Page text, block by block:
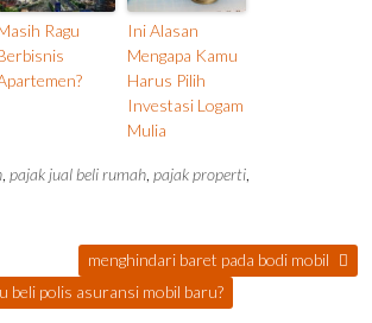
Ragu
Ini Alasan
Mengapa Kamu
Harus Pilih
Investasi Logam
Mulia
, pajak jual beli rumah, pajak properti,
menghindari baret pada bodi mobil
beli polis asuransi mobil baru?